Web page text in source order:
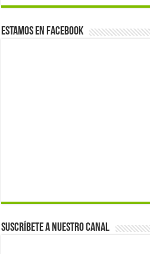
Estamos en Facebook
Suscríbete a nuestro canal